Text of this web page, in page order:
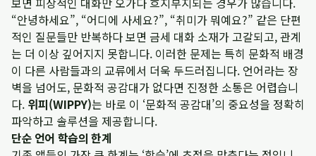
“안녕하세요”, “어디에 사세요?”, “취미가 뭐예요?” 같은 단편
적인 질문들만 반복하다 보면 금세 대화 소재가 고갈되고, 관계
는 더 이상 깊어지지 못합니다. 이러한 문제는 특히 문화적 배경
이 다른 사람들과의 교류에서 더욱 두드러집니다. 언어라는 장
벽을 넘어도, 문화적 공감대가 없다면 진정한 소통은 어렵습니
다. 위피(WIPPY)는 바로 이 ‘문화적 공감대’의 중요성을 정확히
파악하고 솔루션을 제공합니다.
단순 언어 학습의 한계